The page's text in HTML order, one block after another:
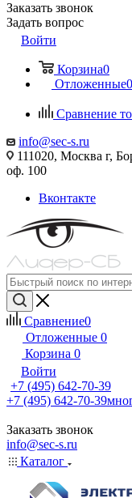
Заказать звонок
Задать вопрос
Войти
Корзина0
Отложенные0
Сравнение
info@sec-s.ru
111020, Москва г,
оф. 100
Вконтакте
Сравнение0
Отложенные 0
Корзина 0
Войти
+7 (495) 642-70-39
+7 (495) 642-70-39
Заказать звонок
info@sec-s.ru
Каталог